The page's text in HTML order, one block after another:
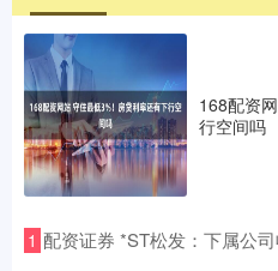
168配资
行空间吗
1 配资证券 *ST松发：下属公